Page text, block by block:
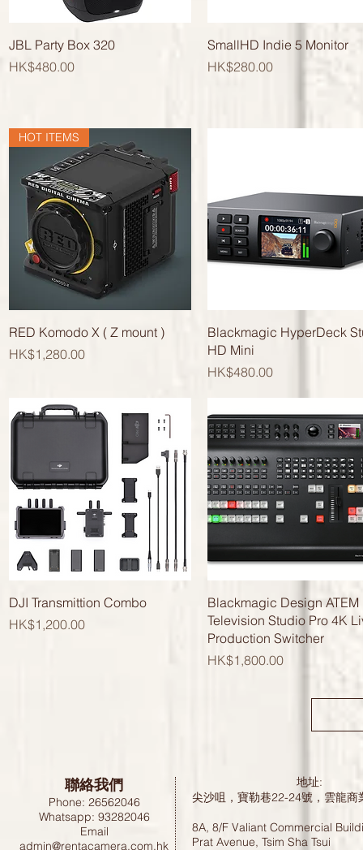
快速瀏覽
JBL Party Box 320
價格
HK$480.00
快速瀏覽
SmallHD Indie 5 Monitor
價格
HK$280.00
快速瀏覽
HOT ITEMS
RED Komodo X ( Z mount )
價格
HK$1,280.00
快速瀏覽
Blackmagic HyperDeck
HD Mini
價格
HK$480.00
快速瀏覽
DJI Transmittion Combo
價格
HK$1,200.00
快速瀏覽
Blackmagic Design ATEM
Television Studio Pro 4K
Production Switcher
價格
HK$1,800.00
聯絡我們
Phone: 26562046
Whatsapp: 93282046
Email
admin@rentacamera.com.hk
地址:
尖沙咀，寶勒巷22-24號，雲龍
8A, 8/F Valiant Commercial
Prat Avenue, Tsim Sha Tsui